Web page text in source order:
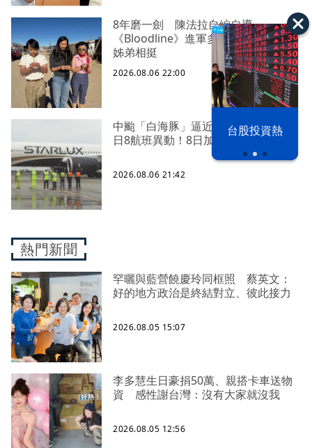
以色列 穹頂
之下
台股投資熱
8年磨一劍 陳法拉自編自導
《Bloodline》進軍多倫多 柯林法洛
姊弟相挺
2026.08.06 22:00
中颱「白海豚」逼近北台灣 星宇台
日8航班異動！8日加開疏運
2026.08.06 21:42
熱門新聞
罕曬與藍營饒慶玲同框照 蔡英文：
好的地方政治是終結對立、彼此接力
2026.08.05 15:07
李多慧生日豪捐50萬、親搭卡車送物
資 感性謝台灣：沒有大家就沒我
2026.08.05 12:56